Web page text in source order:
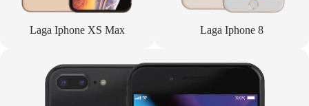
Laga Iphone XS Max Laga Iphone 8